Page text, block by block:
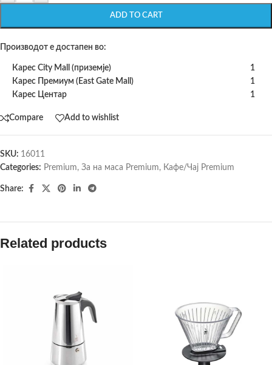
ADD TO CART
Производот е достапен во:
Карес City Mall (приземје)
1
Карес Премиум (East Gate Mall)
1
Карес Центар
1
Compare Add to wishlist
SKU: 16011
Categories: Premium, За на маса Premium, Кафе/Чај Premium
Share:
Related products